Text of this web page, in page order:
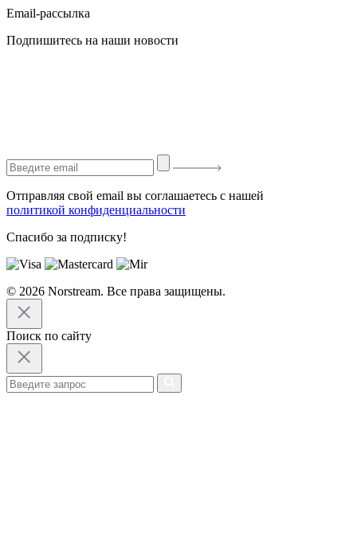
Email-рассылка
Подпишитесь на наши новости
Отправляя свой email вы соглашаетесь с нашей
политикой конфиденциальности
Спасибо за подписку!
© 2026 Norstream. Все права защищены.
Поиск по сайту